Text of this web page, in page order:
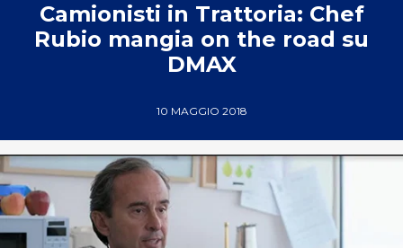
Camionisti in Trattoria: Chef
Rubio mangia on the road su
DMAX
10 MAGGIO 2018